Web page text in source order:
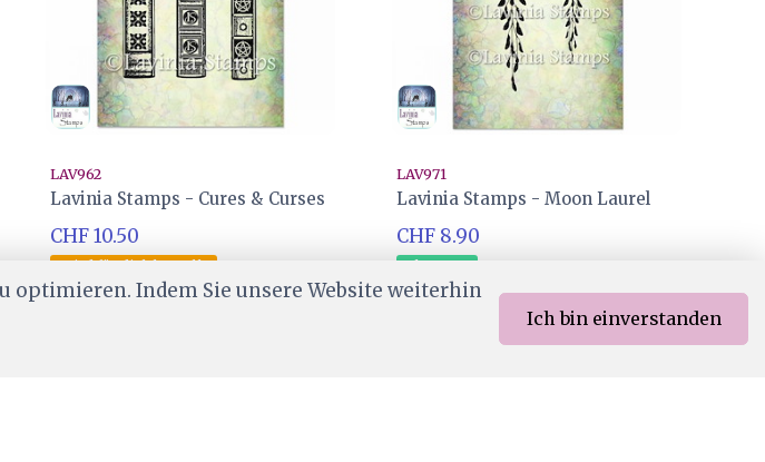
LAV962
Lavinia Stamps - Cures & Curses
CHF 10.50
Wird für dich bestellt
LAV971
Lavinia Stamps - Moon Laurel
CHF 8.90
Ab Lager
optimieren. Indem Sie unsere Website weiterhin
Ich bin einverstanden